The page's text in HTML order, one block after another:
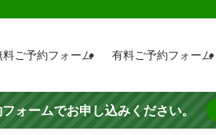
料ご予約フォーム 有料ご予約フォーム
ォームでお申し込みください。